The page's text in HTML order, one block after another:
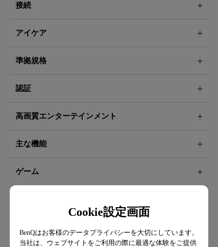
Cookie設定画面
BenQはお客様のデータプライバシーを大切にしています。
当社は、ウェブサイトをご利用の際に最適な体験をご提供
接続
アイケア
準拠規格
認証
高画質エンターテインメント
主な機能
ゲーム